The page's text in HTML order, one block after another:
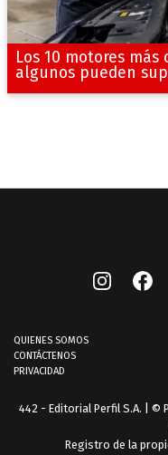
Los 10 motores
algunos pueden
QUIENES SOMOS
CONTÁCTENOS
PRIVACIDAD
442 - Editorial Perfil S.A. | ©
Registro de la